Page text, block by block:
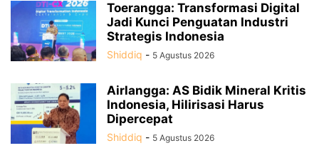
Toerangga: Transformasi Digital
Jadi Kunci Penguatan Industri
Strategis Indonesia
Shiddiq - 5 Agustus 2026
Airlangga: AS Bidik Mineral Kritis
Indonesia, Hilirisasi Harus
Dipercepat
Shiddiq - 5 Agustus 2026